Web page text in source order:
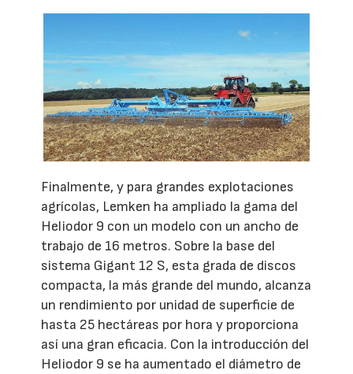
Finalmente, y para grandes explotaciones
agrícolas, Lemken ha ampliado la gama del
Heliodor 9 con un modelo con un ancho de
trabajo de 16 metros. Sobre la base del
sistema Gigant 12 S, esta grada de discos
compacta, la más grande del mundo, alcanza
un rendimiento por unidad de superficie de
hasta 25 hectáreas por hora y proporciona
así una gran eficacia. Con la introducción del
Heliodor 9 se ha aumentado el diámetro de